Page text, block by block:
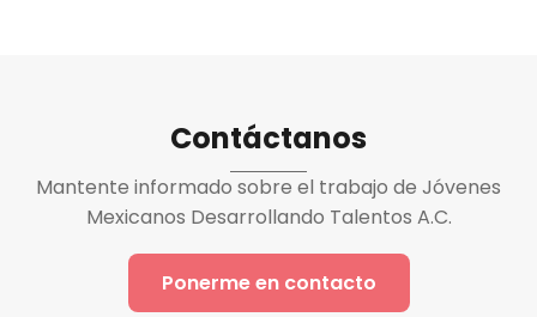
Contáctanos
Mantente informado sobre el trabajo de Jóvenes
Mexicanos Desarrollando Talentos A.C.
Ponerme en contacto